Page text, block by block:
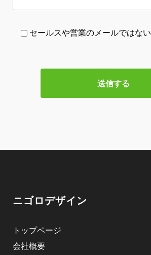
セールスや営業のメールではない
ニゴロデザイン
トップページ
会社概要